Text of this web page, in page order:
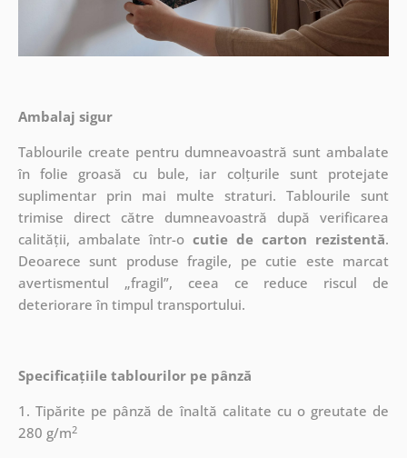
Ambalaj sigur
Tablourile create pentru dumneavoastră sunt ambalate
în folie groasă cu bule, iar colțurile sunt protejate
suplimentar prin mai multe straturi.Tablourile sunt
trimise direct către dumneavoastră după verificarea
calității, ambalate într-o cutie de carton rezistentă.
Deoarece sunt produse fragile, pe cutie este marcat
avertismentul „fragil”, ceea ce reduce riscul de
deteriorare în timpul transportului.
Specificațiile tablourilor pe pânză
1. Tipărite pe pânză de înaltă calitate cu o greutate de
280 g/m2